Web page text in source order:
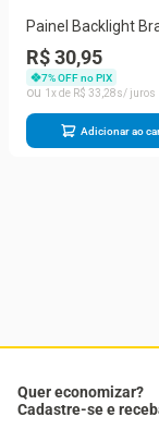
Painel Backlight
Quadrado Sobrepor
light
R$ 30,95
7% OFF no PIX
1
R$ 33 28
Adicionar ao
Quer economizar?
Cadastre-se e